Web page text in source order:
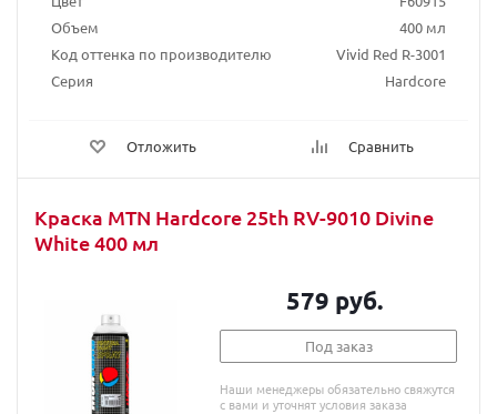
Объем
400 мл
Код оттенка по производителю
Vivid Red R-3001
Серия
Hardcore
Отложить Сравнить
Краска MTN Hardcore 25th RV-9010 Divine
White 400 мл
579 руб.
Под заказ
Наши менеджеры обязательно свяжутся
с вами и уточнят условия заказа